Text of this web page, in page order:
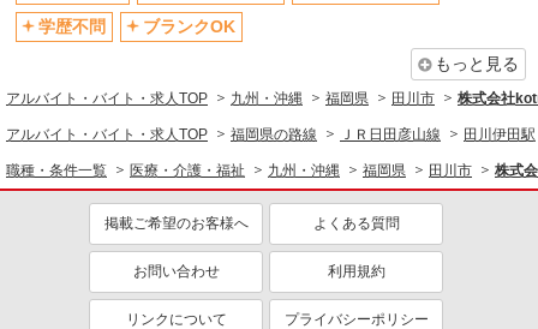
学歴不問
ブランクOK
もっと見る
アルバイト・バイト・求人TOP 九州・沖縄 福岡県 田川市 株式会社
アルバイト・バイト・求人TOP 福岡県の路線 ＪＲ日田彦山線 田川伊田駅
職種・条件一覧 医療・介護・福祉 九州・沖縄 福岡県 田川市 株式
掲載ご希望のお客様へ よくある質問
お問い合わせ 利用規約
リンクについて プライバシーポリシー